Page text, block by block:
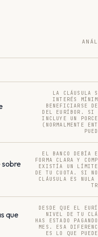
LA CLÁUSULA
INTERÉS
BENEFICIARSE
DEL EURÍBOR. SI
INCLUYE UN
(NORMALMENTE
EL BANCO DEBÍA
FORMA CLARA Y
EXISTÍA UN
DE TU CUOTA. SI
CLÁUSULA ES
que
DESDE QUE EL
NIVEL DE TU
HAS ESTADO
MES. ESA
ES LO QUE